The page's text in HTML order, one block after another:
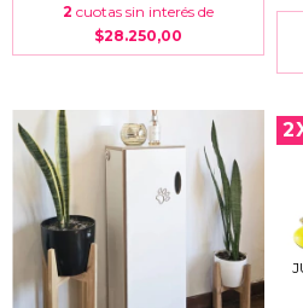
2 cuotas sin interés de
$28.250,00